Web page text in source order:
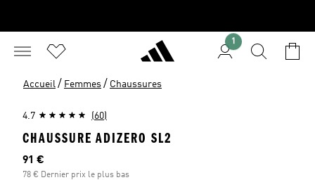
1
Accueil / Femmes / Chaussures
4.7 (60)
CHAUSSURE ADIZERO SL2
Prix actuel
91 €
78 € Dernier prix le plus bas